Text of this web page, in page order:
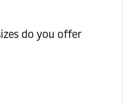
do you offer